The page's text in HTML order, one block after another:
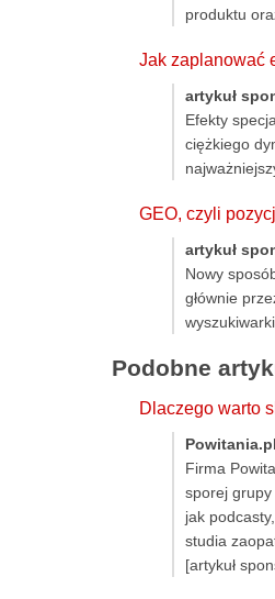
produktu
Jak zaplanować
artykuł
Efekty
ciężkiego
GEO, czyli
artykuł
Nowy
głównie
Podobne
Dlaczego warto
Powitania.pl
Firma
sporej grupy
jak
studia
[artykuł